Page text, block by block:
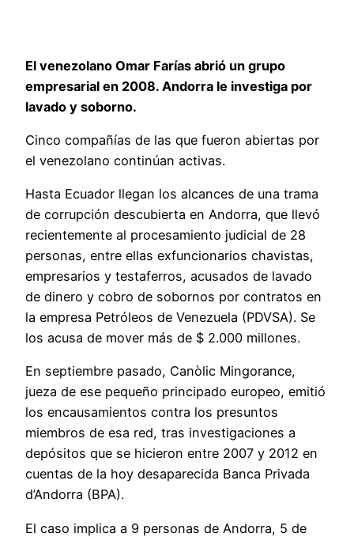
El venezolano Omar Farías abrió un grupo
empresarial en 2008. Andorra le investiga por
lavado y soborno.
Cinco compañías de las que fueron abiertas por
el venezolano continúan activas.
Hasta Ecuador llegan los alcances de una trama
de corrupción descubierta en Andorra, que llevó
recientemente al procesamiento judicial de 28
personas, entre ellas exfuncionarios chavistas,
empresarios y testaferros, acusados de lavado
de dinero y cobro de sobornos por contratos en
la empresa Petróleos de Venezuela (PDVSA). Se
los acusa de mover más de $ 2.000 millones.
En septiembre pasado, Canòlic Mingorance,
jueza de ese pequeño principado europeo, emitió
los encausamientos contra los presuntos
miembros de esa red, tras investigaciones a
depósitos que se hicieron entre 2007 y 2012 en
cuentas de la hoy desaparecida Banca Privada
d’Andorra (BPA).
El caso implica a 9 personas de Andorra, 5 de